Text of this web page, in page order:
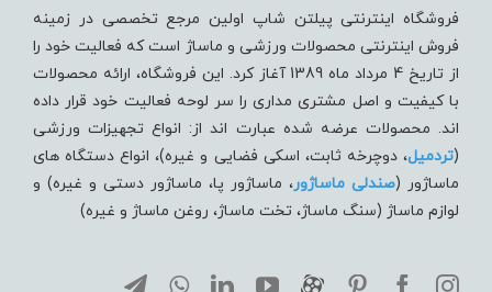
فروشگاه اینترنتی پیلتن شاپ اولین مرجع تخصصی در زمینه
فروش اینترنتی محصولات ورزشی و ماساژ است که فعالیت خود را
از تاریخ 4 مرداد ماه 1389 آغاز کرد. این فروشگاه، ارائه محصولات
با کیفیت و اصل مشتری مداری را سر لوحه فعالیت خود قرار داده
اند. محصولات عرضه شده عبارت اند از: انواع تجهیزات ورزشی
(تردميل، دوچرخه ثابت، اسکی فضایی و غیره)، انواع دستگاه های
ماساژور (صندلی ماساژور، ماساژور پا، ماساژور دستی و غیره) و
لوازم ماساژ (سنگ ماساژ، تخت ماساژ، روغن ماساژ و غیره)